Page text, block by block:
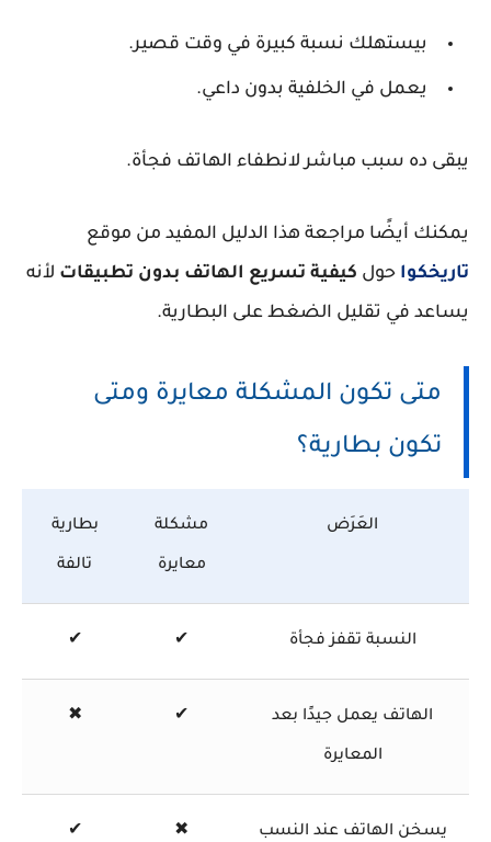
بيستهلك نسبة كبيرة في وقت قصير.
يعمل في الخلفية بدون داعي.
يبقى ده سبب مباشر لانطفاء الهاتف فجأة.
يمكنك أيضًا مراجعة هذا الدليل المفيد من موقع
تاريخكوا حول كيفية تسريع الهاتف بدون تطبيقات لأنه
يساعد في تقليل الضغط على البطارية.
متى تكون المشكلة معايرة ومتى
تكون بطارية؟
العَرَض مشكلة
معايرة
بطارية
تالفة
النسبة تقفز فجأة ✔
✔
الهاتف يعمل جيدًا بعد
المعايرة
✔
✖
يسخن الهاتف عند النسب ✖
✔